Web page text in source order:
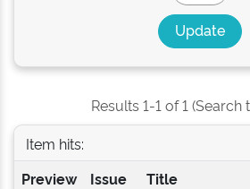
Results 1-1 of 1
Item hits:
Preview
Issue
Title